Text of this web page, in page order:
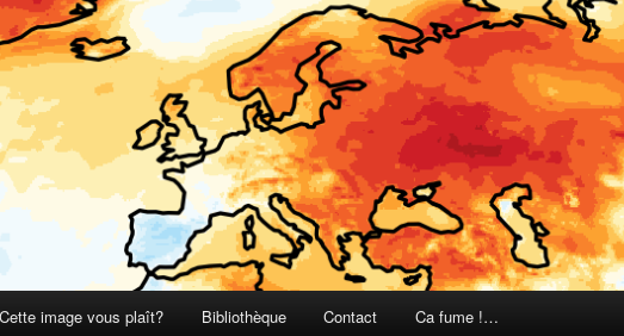
Cette image vous plaît? Bibliothèque Contact Ca fume !…